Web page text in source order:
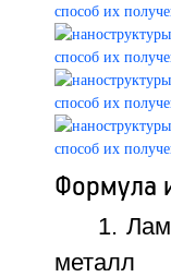
Формула
1.
металл